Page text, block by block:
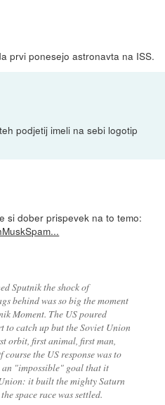
prvi ponesejo astronavta na ISS.
podjetij imeli na sebi logotip
si dober prispevek na to temo:
Sputnik the shock of
behind was so big the moment
Moment. The US poured
to catch up but the Soviet Union
orbit, first animal, first man,
the US response was to
an "impossible" goal that it
it built the mighty Saturn
space race was settled.